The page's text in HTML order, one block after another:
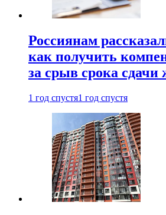
Россиянам
как получить
за срыв срока сдачи
1 год спустя1 год спустя